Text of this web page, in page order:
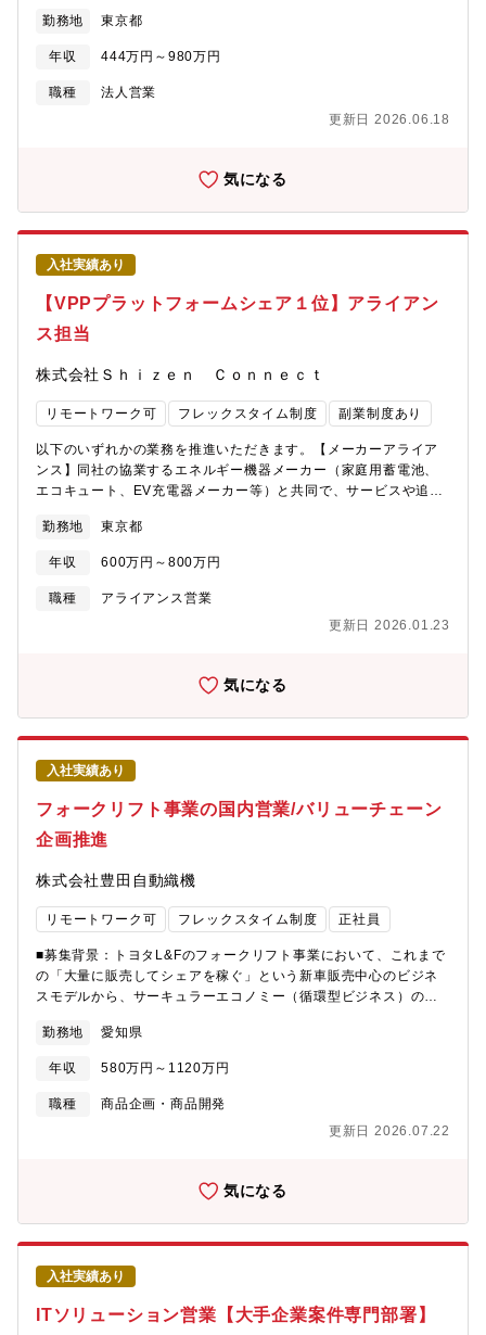
定基盤をもって営業戦略や企画にもチャレンジでき、「IT×企画」
て】■三菱総合研究所（MRI）、三菱UFJフィナンシャル・グルー
プ（MUFG）の共同出資企業■ 1970年に三菱銀行（現三菱UFJ
有数のシンクタンクである三菱総合研究所（東証一部上場）グル
ビス提供により、約5,000社を超えるお客様様の企業価値向上に取
り組んでいます。複数の自社サービスも展開しており、主力サー
ビスである人事給与サービス「PROSRV(プロサーブ)」は、受託
数2,000事業所と、わが国トップクラスの実績を誇ります。■国内
トップクラスの経営・財務基盤■ 株主：三菱総合研究所、三菱
UFJフィナンシャル･グループ、自己資本比率70％超の強固な財政
基盤■技術力の向上にも注力■ 品質の高い技術支援体制の実現に
加え、最新技術の研究も行っています。業界最高水準の開発プロ
セス体制構築により、2017年9月にCMMI成熟度「レベル5」を、
企業の内、レベル5以上認定企業は僅か9社のみです。(内、全社レ
す。)■働きやすい社内環境■ 女性活躍推進の一環として「プラチ
用」「早帰り日の設定」等、残業削減に向けた施策にも積極的に
取り組んでいます。
ープの金融事業の一つである、auじぶん銀行株式会社の住宅ロー
ン利用者に向けて団体信用生命保険を提供しています。銀行業界
においてオンライン生保が大きな役割を果たしていけるよう、新
たなパートナー銀行の開拓にも注力しており、このポジションで
ニーズ調査（商品、オペレーション面等）～提案・導入までの役
はなく、金融機関や実際に団信にご加入いただくお客さまの利便
性向上に向けた新規商品開発や業務改善も他のメンバーと一緒に
なって検討し、新しい団信業務の構築にも関わっていただきま
す。(主な業務内容)・新たな取引先の開拓とニーズ等調査・団信営
業戦略の検討、立案・団信の採用提案および導入・お客さまのニ
ーズに基づく商品開発提案・団信既契約の保全対応【ポジション
の魅力】・キーアカウントへの営業のや商品開発のご経験を積む
ことができる・重点領域の1つである団信分野の成長を中心メンバ
ーとしてけん引していくことが可能・ライフネット生命だからこ
魅力】◎約200人という小さな組織だからこそ、裁量権を持って、
業界の常識では考えられないようなことにスピーディーに挑戦す
ることができます。◎肩書やキャリアに関係なく、フラットに意
途入社のため、中途入社者にも寛容な風土があります。ボードメ
ンバーの中には中途入社（30代）の方もいらっしゃり、早期のキ
ャリアアップを図ることができる環境です。（社長は中途社員と
して経営企画部にご入社された方です。社内でキャリアアップさ
きやすい環境：全社平均残業20時間程度・フレックス制度・私服
勤務地 東京都
年収 444万円～980万円
職種
法人営業
更新日 2026.06.18
気になる
入社実績あり
【VPPプラットフォームシェア１位】アライアン
ス担当
株式会社Ｓｈｉｚｅｎ Ｃｏｎｎｅｃｔ
リモートワーク可 フレックスタイム制度 副業制度あり
以下のいずれかの業務を推進いただきます。【メーカーアライア
ンス】同社の協業するエネルギー機器メーカー（家庭用蓄電池、
エコキュート、EV充電器メーカー等）と共同で、サービスや追加
す。社内外のエンジニア、オペレーションチームとも連携しなが
らアライアンスを推進いただくことを想定しております。ハード
ウェアへの技術的な理解を活かしたアライアンス構築を期待しま
す。【SIerとのアライアンス】プロダクト「Shizen Connect」
ナーシップ戦略を構築していただきます。プロダクトの販売、デ
共に構築、拡大することを期待しています。※ご経験・スキル・
ご希望に合わせて業務内容は柔軟に検討いたしますので、選考内
で是非お気軽にご相談ください。◆協業先については以下プレス
リリースをご覧ください（エネルギー機器メーカー・小売電気事
業者との協業）
https://www.shizenenergy.net/2024/07/09/
勤務地 東京都
年収 600万円～800万円
職種
アライアンス営業
更新日 2026.01.23
気になる
入社実績あり
フォークリフト事業の国内営業/バリューチェーン
企画推進
株式会社豊田自動織機
リモートワーク可 フレックスタイム制度 正社員
■募集背景：トヨタL&Fのフォークリフト事業において、これまで
の「大量に販売してシェアを稼ぐ」という新車販売中心のビジネ
スモデルから、サーキュラーエコノミー（循環型ビジネス）の実
いう新組織が立ち上げられました。この組織では、リース、レン
タル、中古車の再販売など、製品を売った後のライフサイクルに
関わるビジネスの強化を目的としています。■業務概要：リース、
レンタル、中古車ビジネスなど、循環型ビジネス強化に向けた企
定から、販売店や関連部門を巻き込んだ実行・推進までを担いま
ス・レンタル・中古車）での企画・推進・循環型ビジネスモデル
への転換（新規バリューチェーン取込み）のための企画■入社後に
お任せしたい業務：課題の洗い出し自体は現状ある程度終わって
いるため、入社後はその課題に対する「詳細のプランニング」
と、実際の「実行・推進」フェーズからお任せする想定です。■業
務の魅力（やりがい）：国内シェア50％超を誇る「業界ナンバー
ワン」のトヨタL&Fだからこそ、変革に向けた挑戦であってもそ
の実現度は非常に高く、圧倒的なスケール感を持ってプロジェク
勤務地 愛知県
年収 580万円～1120万円
職種
商品企画・商品開発
更新日 2026.07.22
気になる
入社実績あり
ITソリューション営業【大手企業案件専門部署】